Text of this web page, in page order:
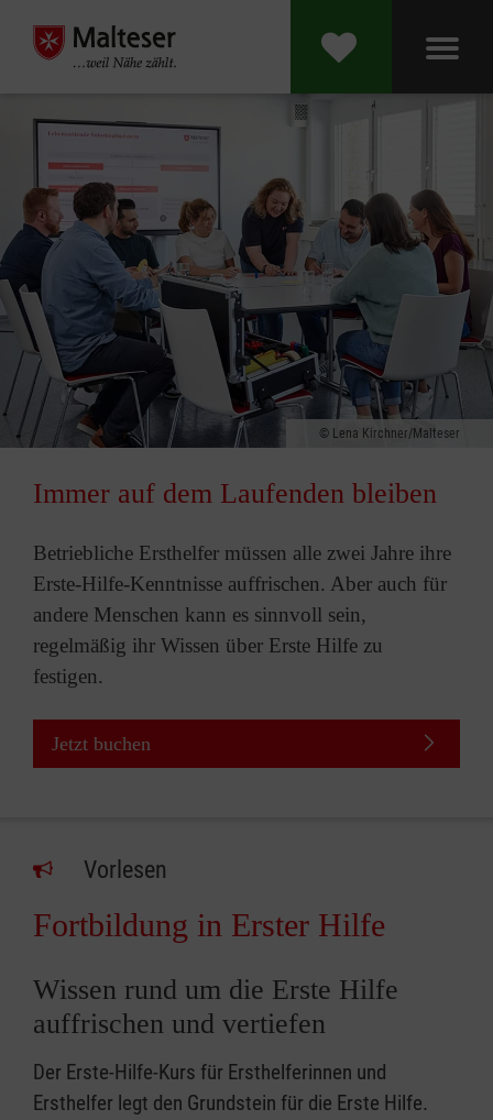
Lena Kirchner/Malteser
Immer auf dem Laufenden bleiben
Betriebliche Ersthelfer müssen alle zwei Jahre ihre
Erste-Hilfe-Kenntnisse auffrischen. Aber auch für
andere Menschen kann es sinnvoll sein,
regelmäßig ihr Wissen über Erste Hilfe zu
festigen.
Jetzt buchen
Vorlesen
Fortbildung in Erster Hilfe
Wissen rund um die Erste Hilfe
auffrischen und vertiefen
Der Erste-Hilfe-Kurs für Ersthelferinnen und
Ersthelfer legt den Grundstein für die Erste Hilfe.